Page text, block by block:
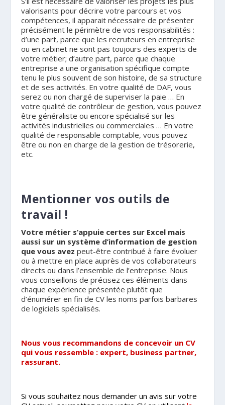
valorisants pour décrire votre parcours et vos
compétences, il apparait nécessaire de présenter
précisément le périmètre de vos responsabilités :
d’une part, parce que les recruteurs en entreprise
ou en cabinet ne sont pas toujours des experts de
votre métier; d’autre part, parce que chaque
entreprise a une organisation spécifique compte
tenu le plus souvent de son histoire, de sa structure
et de ses activités. En votre qualité de DAF, vous
serez ou non chargé de superviser la paie … En
votre qualité de contrôleur de gestion, vous pouvez
être généraliste ou encore spécialisé sur les
activités industrielles ou commerciales … En votre
qualité de responsable comptable, vous pouvez
être ou non en charge de la gestion de trésorerie,
etc.
Mentionner vos outils de
travail !
Votre métier s’appuie certes sur Excel mais
aussi sur un système d’information de gestion
que vous avezpeut-être contribué à faire évoluer
ou à mettre en place auprès de vos collaborateurs
directs ou dans l’ensemble de l’entreprise. Nous
vous conseillons de précisez ces éléments dans
chaque expérience présentée plutôt que
d’énumérer en fin de CV les noms parfois barbares
de logiciels spécialisés.
Nous vous recommandons de concevoir un CV
qui vous ressemble : expert, business partner,
rassurant.
Si vous souhaitez nous demander un avis sur votre